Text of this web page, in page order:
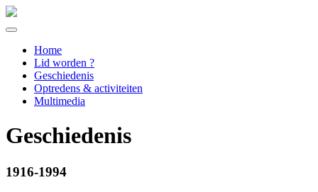
Home
Lid worden ?
Geschiedenis
Optredens & activiteiten
Multimedia
Geschiedenis
1916-1994